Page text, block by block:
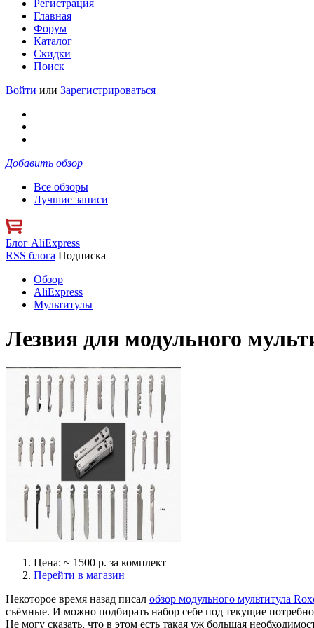
Регистрация
Главная
Форум
Каталог
Скидки
Поиск
Войти или Зарегистрироваться
Добавить обзор
Все обзоры
Лучшие записи
Блог AliExpress
RSS блога Подписка
Обзор
AliExpress
Мультитулы
Лезвия для модульного
Цена: ~ 1500 р. за комплект
Перейти в магазин
Некоторое время назад писал обзор модульного мультитула
съёмные. И можно подбирать набор себе под текущие
Не могу сказать, что в этом есть такая уж большая